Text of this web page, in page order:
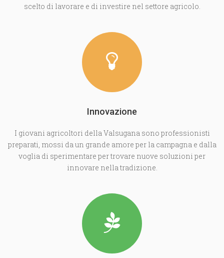
scelto di lavorare e di investire nel settore agricolo.
Innovazione
I giovani agricoltori della Valsugana sono professionisti
preparati, mossi da un grande amore per la campagna e dalla
voglia di sperimentare per trovare nuove soluzioni per
innovare nella tradizione.